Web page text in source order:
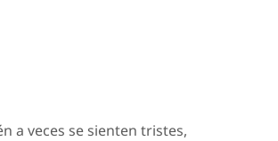
a veces se sienten tristes,